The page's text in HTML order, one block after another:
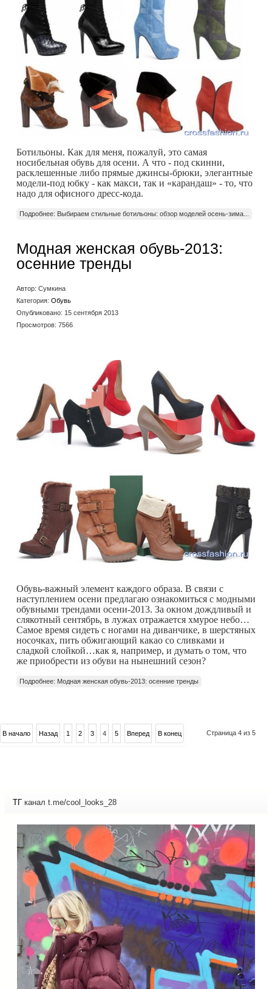
Ботильоны. Как для меня, пожалуй, это самая
носибельная обувь для осени. А что - под скинни,
расклешенные либо прямые джинсы-брюки, элегантные
модели-под юбку - как макси, так и «карандаш» - то, что
надо для офисного дресс-кода.
Подробнее: Выбираем стильные ботильоны: обзор моделей осень-зима...
Модная женская обувь-2013:
осенние тренды
Автор: Сумкина
Категория: Обувь
Опубликовано: 15 сентября 2013
Просмотров: 7566
Обувь-важный элемент каждого образа. В связи с
наступлением осени предлагаю ознакомиться с модными
обувными трендами осени-2013. За окном дождливый и
слякотный сентябрь, в лужах отражается хмурое небо…
Самое время сидеть с ногами на диванчике, в шерстяных
носочках, пить обжигающий какао со сливками и
сладкой слойкой…как я, например, и думать о том, что
же приобрести из обуви на нынешний сезон?
Подробнее: Модная женская обувь-2013: осенние тренды
Страница 4 из 5
В начало Назад 1 2 3 4 5 Вперед В конец
ТГ канал t.me/cool_looks_28